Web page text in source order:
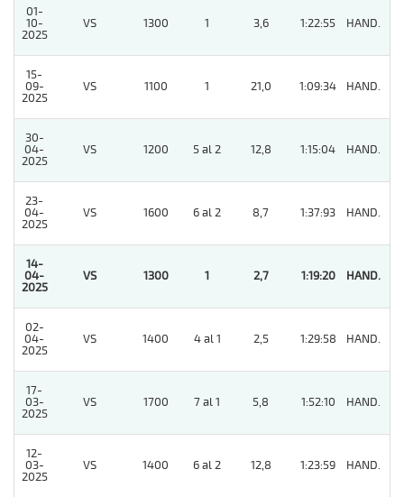
01-
10-
2025
VS 1300 1 3,6 1:22:55 HAND.
15-
09-
2025
VS 1100 1 21,0 1:09:34 HAND.
30-
04-
2025
VS 1200 5 al 2 12,8 1:15:04 HAND.
23-
04-
2025
VS 1600 6 al 2 8,7 1:37:93 HAND.
14-
04-
2025
VS 1300 1 2,7 1:19:20 HAND.
02-
04-
2025
VS 1400 4 al 1 2,5 1:29:58 HAND.
17-
03-
2025
VS 1700 7 al 1 5,8 1:52:10 HAND.
12-
03-
2025
VS 1400 6 al 2 12,8 1:23:59 HAND.